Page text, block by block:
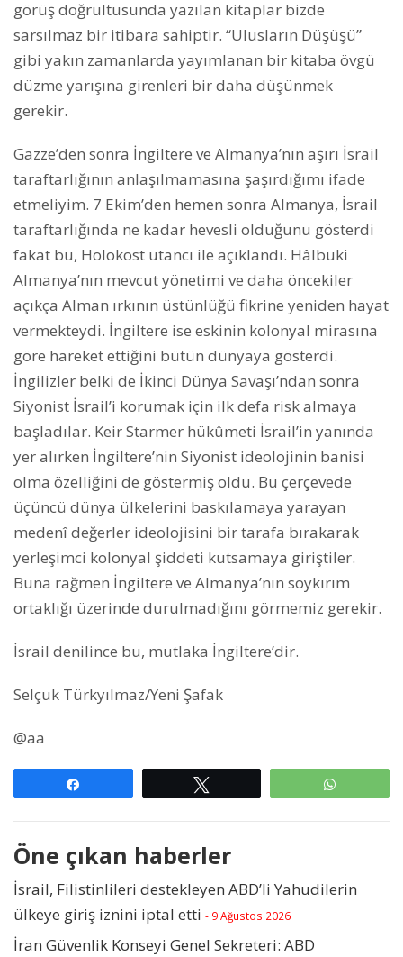
görüş doğrultusunda yazılan kitaplar bizde
sarsılmaz bir itibara sahiptir. “Ulusların Düşüşü”
gibi yakın zamanlarda yayımlanan bir kitaba övgü
düzme yarışına girenleri bir daha düşünmek
gerekir.
Gazze’den sonra İngiltere ve Almanya’nın aşırı İsrail
taraftarlığının anlaşılmamasına şaşırdığımı ifade
etmeliyim. 7 Ekim’den hemen sonra Almanya, İsrail
taraftarlığında ne kadar hevesli olduğunu gösterdi
fakat bu, Holokost utancı ile açıklandı. Hâlbuki
Almanya’nın mevcut yönetimi ve daha öncekiler
açıkça Alman ırkının üstünlüğü fikrine yeniden hayat
vermekteydi. İngiltere ise eskinin kolonyal mirasına
göre hareket ettiğini bütün dünyaya gösterdi.
İngilizler belki de İkinci Dünya Savaşı’ndan sonra
Siyonist İsrail’i korumak için ilk defa risk almaya
başladılar. Keir Starmer hükûmeti İsrail’in yanında
yer alırken İngiltere’nin Siyonist ideolojinin banisi
olma özelliğini de göstermiş oldu. Bu çerçevede
üçüncü dünya ülkelerini baskılamaya yarayan
medenî değerler ideolojisini bir tarafa bırakarak
yerleşimci kolonyal şiddeti kutsamaya giriştiler.
Buna rağmen İngiltere ve Almanya’nın soykırım
ortaklığı üzerinde durulmadığını görmemiz gerekir.
İsrail denilince bu, mutlaka İngiltere’dir.
Selçuk Türkyılmaz/Yeni Şafak
@aa
Öne çıkan haberler
İsrail, Filistinlileri destekleyen ABD’li Yahudilerin
ülkeye giriş iznini iptal etti - 9 Ağustos 2026
İran Güvenlik Konseyi Genel Sekreteri: ABD